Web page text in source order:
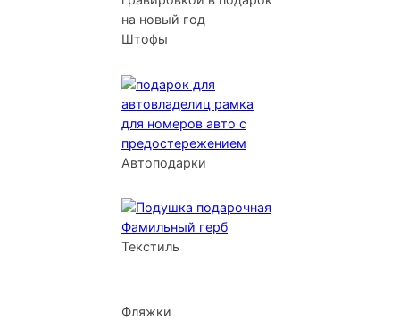
Штофы
Автоподарки
Текстиль
Фляжки